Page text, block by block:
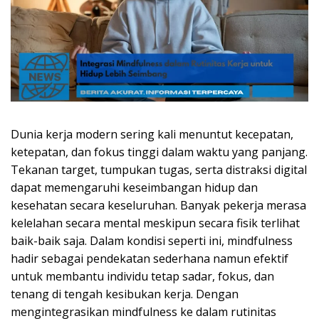
Dunia kerja modern sering kali menuntut kecepatan,
ketepatan, dan fokus tinggi dalam waktu yang panjang.
Tekanan target, tumpukan tugas, serta distraksi digital
dapat memengaruhi keseimbangan hidup dan
kesehatan secara keseluruhan. Banyak pekerja merasa
kelelahan secara mental meskipun secara fisik terlihat
baik-baik saja. Dalam kondisi seperti ini, mindfulness
hadir sebagai pendekatan sederhana namun efektif
untuk membantu individu tetap sadar, fokus, dan
tenang di tengah kesibukan kerja. Dengan
mengintegrasikan mindfulness ke dalam rutinitas